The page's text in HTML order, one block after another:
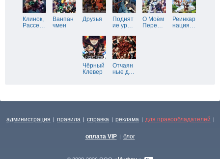
Клинок,
Рассе…
Ванпан
чмен
Друзья
Поднят
ие ур…
О Моём
Пере…
Реинкар
нация…
Чёрный
Клевер
Отчаян
ные д…
администрация | правила | справка | реклама | для правообладателей |
оплата VIP | блог